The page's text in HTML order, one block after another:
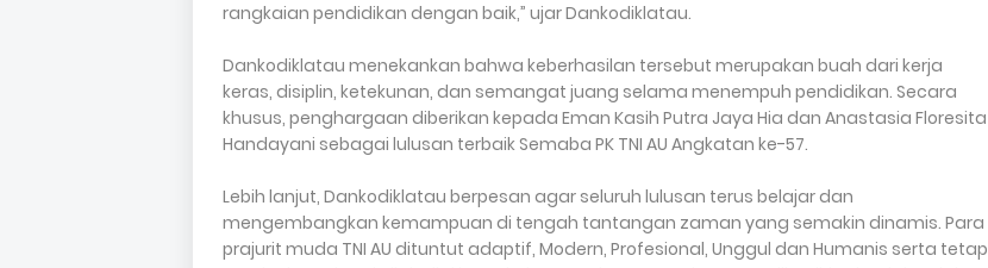
rangkaian pendidikan dengan baik,” ujar Dankodiklatau.
Dankodiklatau menekankan bahwa keberhasilan tersebut merupakan buah dari kerja
keras, disiplin, ketekunan, dan semangat juang selama menempuh pendidikan. Secara
khusus, penghargaan diberikan kepada Eman Kasih Putra Jaya Hia dan Anastasia Floresita
Handayani sebagai lulusan terbaik Semaba PK TNI AU Angkatan ke-57.
Lebih lanjut, Dankodiklatau berpesan agar seluruh lulusan terus belajar dan
mengembangkan kemampuan di tengah tantangan zaman yang semakin dinamis. Para
prajurit muda TNI AU dituntut adaptif, Modern, Profesional, Unggul dan Humanis serta tetap